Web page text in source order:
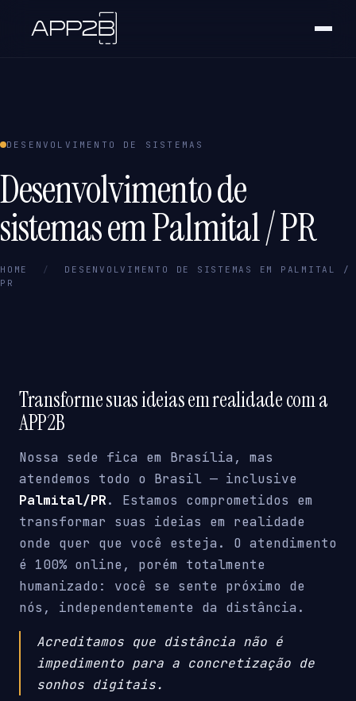
DESENVOLVIMENTO DE SISTEMAS
Desenvolvimento de
sistemas em Palmital / PR
HOME /
DESENVOLVIMENTO DE SISTEMAS EM PALMITAL /
PR
Transforme suas ideias em realidade com a
APP2B
Nossa sede fica em Brasília, mas
atendemos todo o Brasil — inclusive
Palmital/PR. Estamos comprometidos em
transformar suas ideias em realidade
onde quer que você esteja. O atendimento
é 100% online, porém totalmente
humanizado: você se sente próximo de
nós, independentemente da distância.
Acreditamos que distância não é
impedimento para a concretização de
sonhos digitais.